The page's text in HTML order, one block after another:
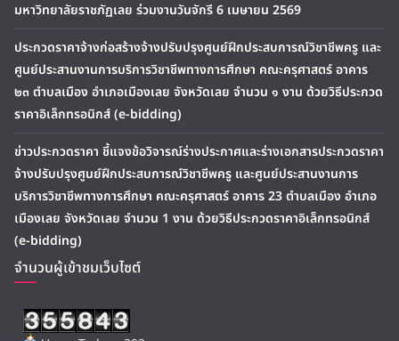
มหาวิทยาลัยราชภัฏเลย ร่วมงานวันจักรี 6 เมษายน 2569
ประกวดราคาจ้างก่อสร้างจ้างปรับปรุงศูนย์ฝึกประสบการณ์วิชาชีพครู และ
ศูนย์ประสานงานการบริการวิชาชีพทางการศึกษา คณะครุศาสตร์ อาคาร
๒๓ ตำบลเมือง อำเภอเมืองเลย จังหวัดเลย จำนวน ๑ งาน ด้วยวิธีประกวด
ราคาอิเล็กทรอนิกส์ (e-bidding)
ข่าวประกวดราคา ชี้แจงข้อวิจารณ์ร่างประกาศและร่างเอกสารประกวดราคา
จ้างปรับปรุงศูนย์ฝึกประสบการณ์วิชาชีพครู และศูนย์ประสานงานการ
บริการวิชาชีพทางการศึกษา คณะครุศาสตร์ อาคาร 23 ตำบลเมือง อำเภอ
เมืองเลย จังหวัดเลย จำนวน 1 งาน ด้วยวิธีประกวดราคาอิเล็กทรอนิกส์
(e-bidding)
จำนวนผู้เข้าชมเว็บไซต์